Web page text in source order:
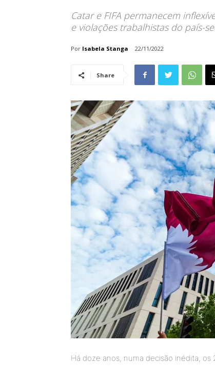
Catar e FIFA permanecem
e violações trabalhistas do país-
Por Isabela Stanga 22/11/2022
Share
Há doze anos, numa decisão inédita,